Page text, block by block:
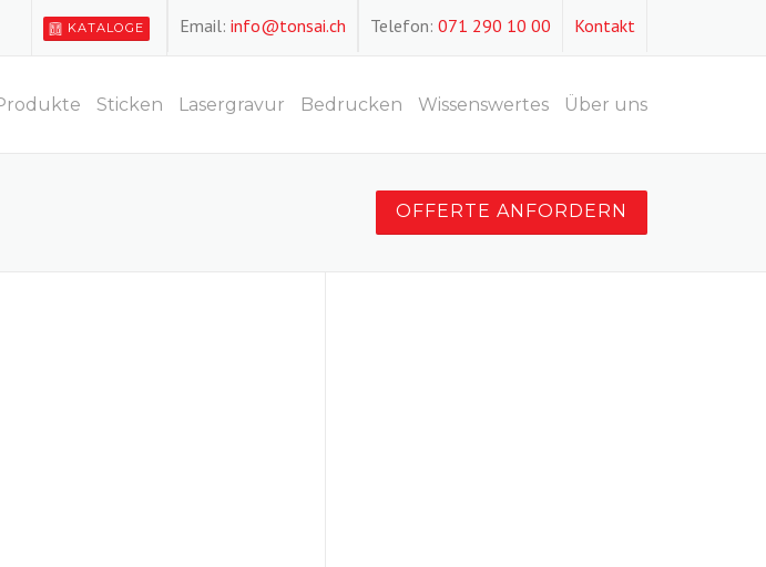
Kontakt
Telefon: 071 290 10 00
Email: info@tonsai.ch
KATALOGE
Sticken Lasergravur Bedrucken Wissenswertes Über uns
OFFERTE ANFORDERN